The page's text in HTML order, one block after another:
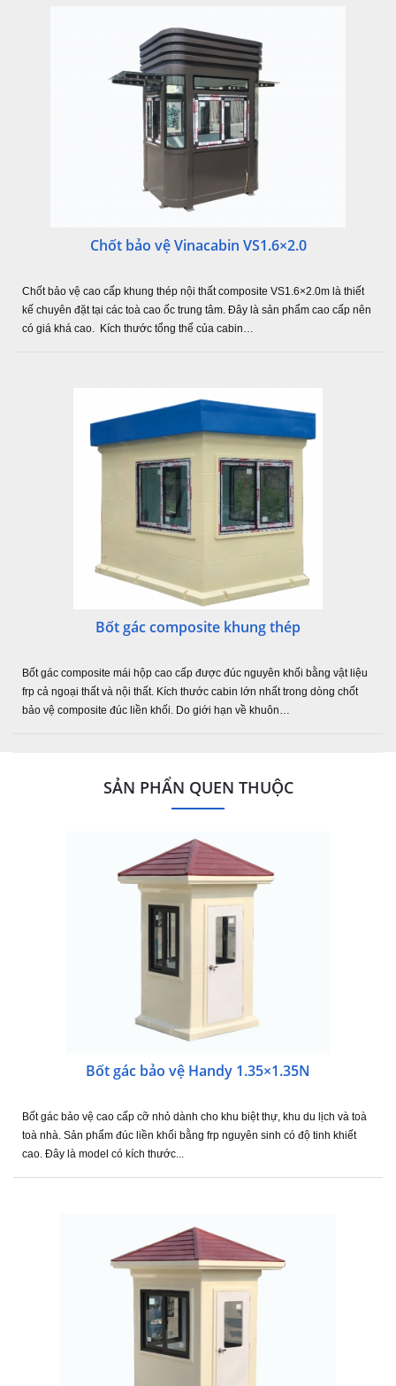
Chốt bảo vệ Vinacabin VS1.6×2.0
Chốt bảo vệ cao cấp khung thép nội thất composite VS1.6×2.0m là thiết
kế chuyên đặt tại các toà cao ốc trung tâm. Đây là sản phẩm cao cấp nên
có giá khá cao. Kích thước tổng thể của cabin…
Bốt gác composite khung thép
Bốt gác composite mái hộp cao cấp được đúc nguyên khối bằng vật liệu
frp cả ngoại thất và nội thất. Kích thước cabin lớn nhất trong dòng chốt
bảo vệ composite đúc liền khối. Do giới hạn về khuôn…
SẢN PHẨN QUEN THUỘC
Bốt gác bảo vệ Handy 1.35×1.35N
Bốt gác bảo vệ cao cấp cỡ nhỏ dành cho khu biệt thự, khu du lịch và toà
toà nhà. Sản phẩm đúc liền khối bằng frp nguyên sinh có độ tinh khiết
cao. Đây là model có kích thước...